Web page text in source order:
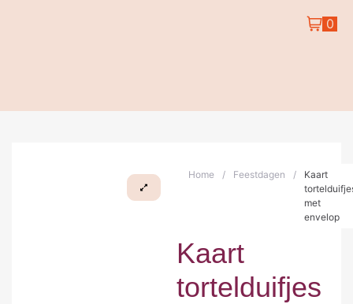
0
Home / Feestdagen /
Kaart
met
envelop
Kaart
tortelduifjes